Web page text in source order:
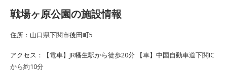
戦場ヶ原公園の施設情報
住所：山口県下関市後田町5
アクセス：【電車】JR幡生駅から徒歩20分 【車】中国自動車道下関IC
から約10分